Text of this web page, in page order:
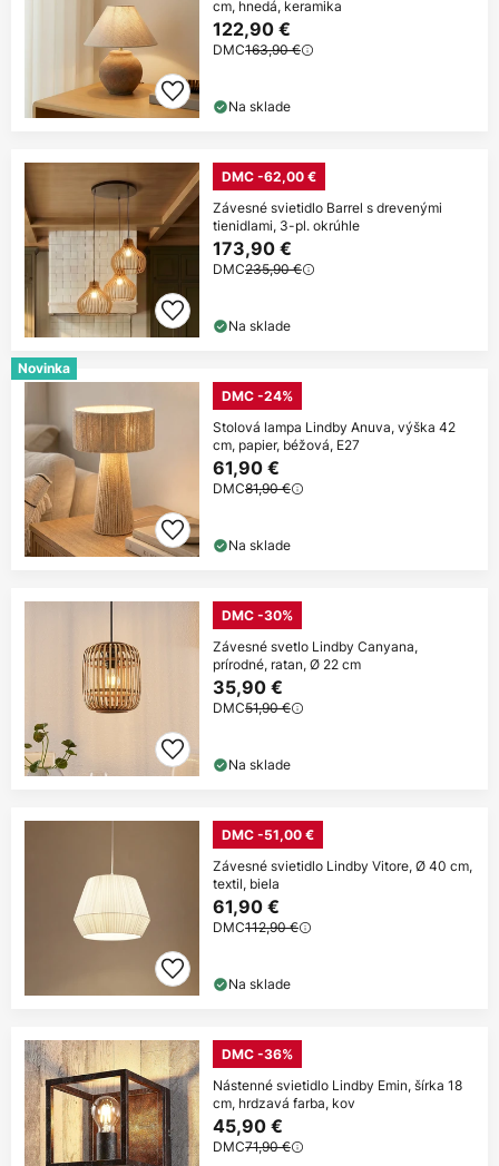
cm, hnedá, keramika
122,90 €
DMC163,90 €
Na sklade
DMC -62,00 €
Závesné svietidlo Barrel s drevenými
tienidlami, 3-pl. okrúhle
173,90 €
DMC235,90 €
Na sklade
Novinka
DMC -24%
Stolová lampa Lindby Anuva, výška 42
cm, papier, béžová, E27
61,90 €
DMC81,90 €
Na sklade
DMC -30%
Závesné svetlo Lindby Canyana,
prírodné, ratan, Ø 22 cm
35,90 €
DMC51,90 €
Na sklade
DMC -51,00 €
Závesné svietidlo Lindby Vitore, Ø 40 cm,
textil, biela
61,90 €
DMC112,90 €
Na sklade
DMC -36%
Nástenné svietidlo Lindby Emin, šírka 18
cm, hrdzavá farba, kov
45,90 €
DMC71,90 €